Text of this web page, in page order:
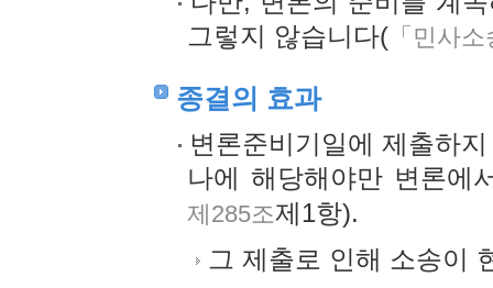
그렇지 않습니다( 「민사
종결의 효과
변론준비기일에 제출하
나에 해당해야만 변론에
제285조제1항).
그 제출로 인해 소송이